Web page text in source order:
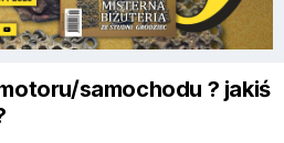
samochodu ? jakiś